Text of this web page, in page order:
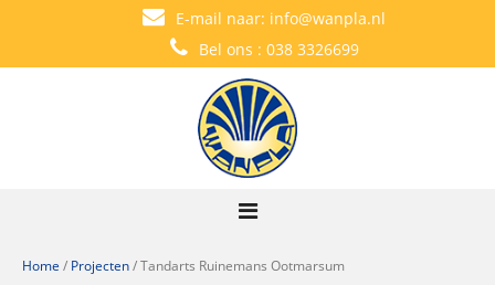
E-mail naar: info@wanpla.nl
Bel ons : 038 3326699
Home / Projecten/Tandarts Ruinemans Ootmarsum